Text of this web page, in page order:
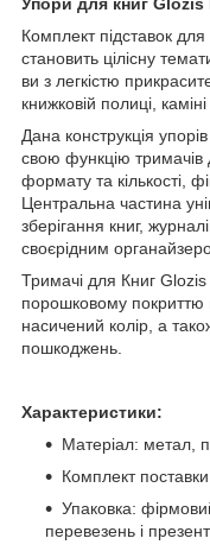
Комплект підставок для
становить цілісну
ви з легкістю
книжковій полиці,
Дана конструкція
свою функцію тримачів
формату та кількості,
Центральна частина
зберігання книг,
своєрідним
Тримачі для Книг Glozis
порошковому покриттю
насичений колір, а
пошкоджень.
Характеристики:
Матеріал: метал,
Комплект
Упаковка:
перевезень і